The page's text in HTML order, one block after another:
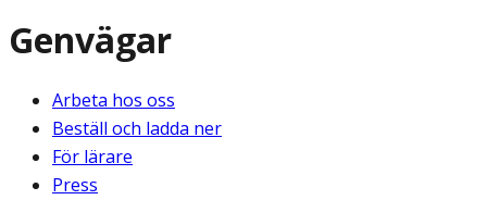
Genvägar
Arbeta hos oss
Beställ och ladda ner
För lärare
Press